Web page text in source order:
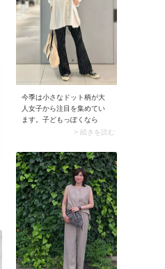
も、タンクトップと一緒な
らヘルシーかつ旬の雰囲気
に変身。ちなみにタンクト
ップはバイカラーなどデザ
イン要素のあるものを選ぶ
と、1枚で着てもインナー感
が出ず映えるので便利です
よ。
今季は小さなドット柄が大
人女子から注目を集めてい
ます。子どもっぽくなら
ず、コーデにさりげなく甘
ダボッとしたチュニックに
はモノトーンのドット柄パ
ンツがイチ押し。コーデが
引き締まり、あか抜け度が
増しますよ。
> 続きを読む